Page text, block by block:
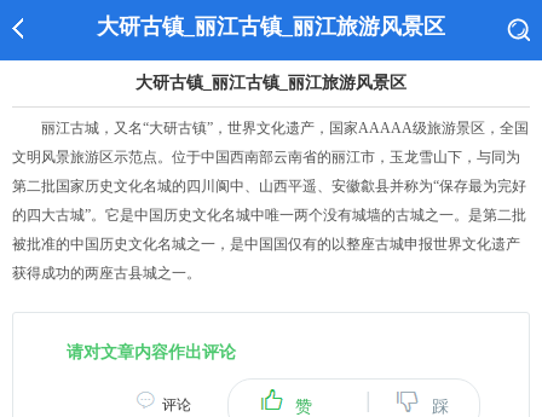
大研古镇_丽江古镇_丽江旅游风景区
大研古镇_丽江古镇_丽江旅游风景区
丽江古城，又名“大研古镇”，世界文化遗产，国家AAAAA级旅游景区，全国
文明风景旅游区示范点。位于中国西南部云南省的丽江市，玉龙雪山下，与同为
第二批国家历史文化名城的四川阆中、山西平遥、安徽歙县并称为“保存最为完好
的四大古城”。它是中国历史文化名城中唯一两个没有城墙的古城之一。是第二批
被批准的中国历史文化名城之一，是中国国仅有的以整座古城申报世界文化遗产
获得成功的两座古县城之一。
请对文章内容作出评论
赞 踩
评论